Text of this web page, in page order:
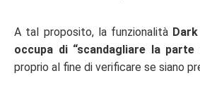
A tal proposito, la funzionalità
occupa di “scandagliare la
proprio al fine di verificare se siano